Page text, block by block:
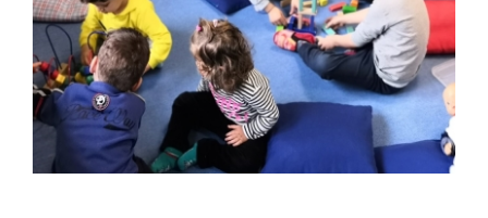
AREA SOCI
AREA RISERVATA
CONTATTI